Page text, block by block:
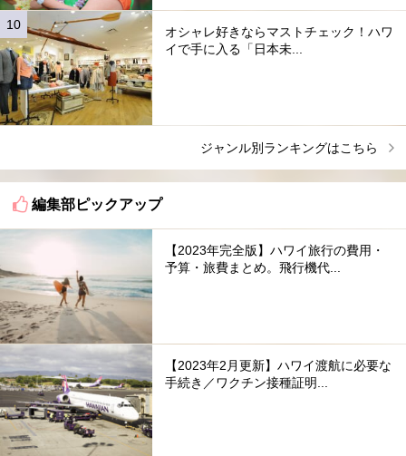
オシャレ好きならマストチェック！ハワ
イで手に入る「日本未...
ジャンル別ランキングはこちら
編集部ピックアップ
【2023年完全版】ハワイ旅行の費用・
予算・旅費まとめ。飛行機代...
【2023年2月更新】ハワイ渡航に必要な
手続き／ワクチン接種証明...